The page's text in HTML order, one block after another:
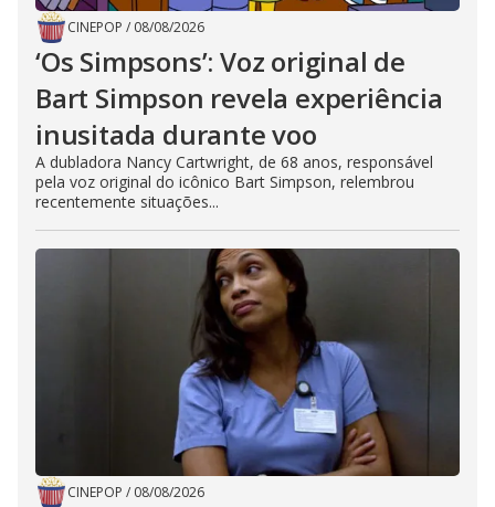
CINEPOP / 08/08/2026
‘Os Simpsons’: Voz original de
Bart Simpson revela experiência
inusitada durante voo
A dubladora Nancy Cartwright, de 68 anos, responsável
pela voz original do icônico Bart Simpson, relembrou
recentemente situações...
CINEPOP / 08/08/2026